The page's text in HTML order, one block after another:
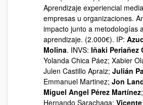
Aprendizaje experiencial
empresas u organizaciones.
impacto junto a metodologías
aprendizaje. (2.000€). IP:
Molina. INVS: Iñaki Periañez
Yolanda Chica Páez; Xabier
Julen Castillo Apraiz; Julián
Emmanuel Martinez; Jon
Miguel Angel Pérez Martínez
Hernando Sarachaga;